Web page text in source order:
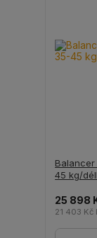
45 kg/
25 898
21 403 Kč